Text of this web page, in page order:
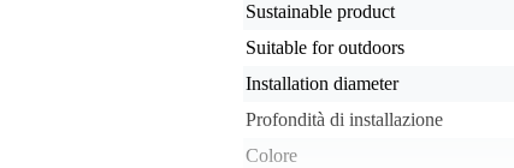
Sustainable product
Suitable for outdoors
Installation diameter
Profondità di installazione
Colore